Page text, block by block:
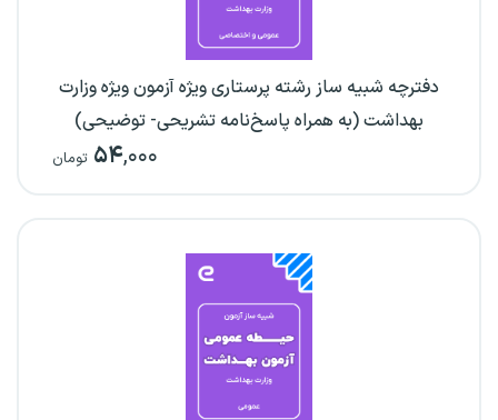
دفترچه شبیه ساز رشته پرستاری ویژه آزمون ویژه وزارت
بهداشت (به همراه پاسخ‌نامه تشریحی- توضیحی)
۵۴,۰۰۰ تومان